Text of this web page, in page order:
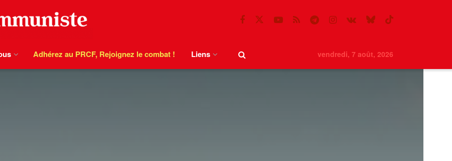
Adhérez au PRCF, Rejoignez le combat ! Liens vendredi, 7 août, 2026